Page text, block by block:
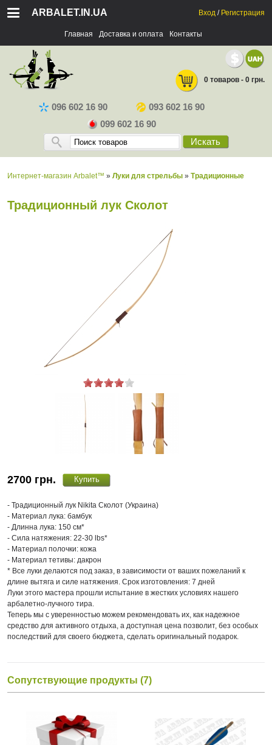
ARBALET.IN.UA
Главная Доставка и оплата Контакты
Вход / Регистрация
096 602 16 90
093 602 16 90
099 602 16 90
Искать
0 товаров - 0 грн.
Интернет-магазин Arbalet™ » Луки для стрельбы » Традиционные
Традиционный лук Сколот
2700 грн.
- Традиционный лук Nikita Сколот (Украина)
- Материал лука: бамбук
- Длинна лука: 150 см*
- Сила натяжения: 22-30 lbs*
- Материал полочки: кожа
- Материал тетивы: дакрон
* Все луки делаются под заказ, в зависимости от ваших пожеланий к
длине вытяга и силе натяжения. Срок изготовления: 7 дней
Луки этого мастера прошли испытание в жестких условиях нашего
арбалетно-лучного тира.
Теперь мы с уверенностью можем рекомендовать их, как надежное
средство для активного отдыха, а доступная цена позволит, без особых
последствий для своего бюджета, сделать оригинальный подарок.
Сопутствующие продукты (7)